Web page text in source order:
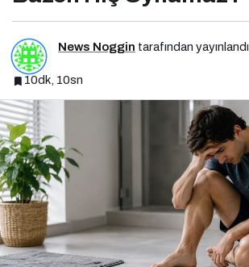
News Noggin tarafından yayınlandı
10dk, 10sn